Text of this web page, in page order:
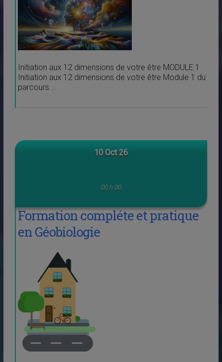
Initiation aux 12 dimensions de votre être MODULE 1
Initiation aux 12 dimensions de votre être Module 1 du
parcours...
10 Oct 26
00 h 00
Formation compléte et pratique
en Géobiologie